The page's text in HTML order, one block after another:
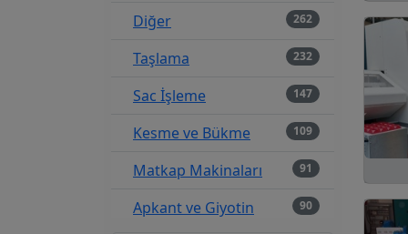
Diğer 262
Taşlama 232
Sac İşleme 147
Kesme ve Bükme 109
Matkap Makinaları 91
Apkant ve Giyotin 90